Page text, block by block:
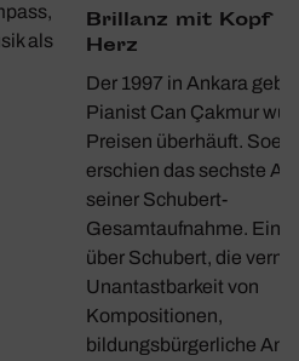
als
Bril­lanz mit Kopf
Herz
Der 1997 in Ankara
Pianist Can Çakmur
Preisen überhäuft.
erschien das sechste
seiner Schubert-
Gesamtaufnahme. Ein
über Schubert, die
Unantastbarkeit von
Kompositionen,
bildungsbürgerliche